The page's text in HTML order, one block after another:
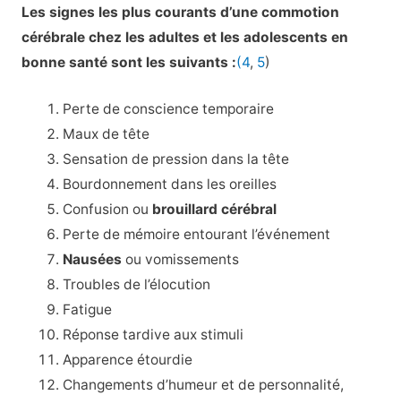
Les signes les plus courants d’une commotion
cérébrale chez les adultes et les adolescents en
bonne santé sont les suivants :(4, 5)
Perte de conscience temporaire
Maux de tête
Sensation de pression dans la tête
Bourdonnement dans les oreilles
Confusion ou brouillard cérébral
Perte de mémoire entourant l’événement
Nauséesou vomissements
Troubles de l’élocution
Fatigue
Réponse tardive aux stimuli
Apparence étourdie
Changements d’humeur et de personnalité,